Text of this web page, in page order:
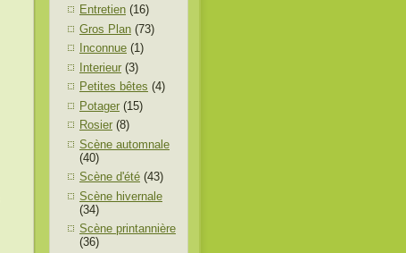
Entretien (16)
Gros Plan (73)
Inconnue (1)
Interieur (3)
Petites bêtes (4)
Potager (15)
Rosier (8)
Scène automnale
(40)
Scène d'été (43)
Scène hivernale
(34)
Scène printannière
(36)